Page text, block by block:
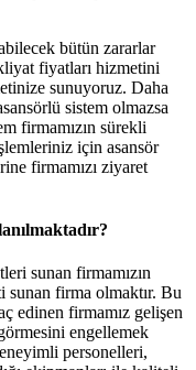
bütün zararlar
fiyatları hizmetini
sunuyoruz. Daha
sistem olmazsa
firmamızın sürekli
için asansör
firmamızı ziyaret
sunan firmamızın
sunan firma olmaktır. Bu
edinen firmamız gelişen
engellemek
personelleri,